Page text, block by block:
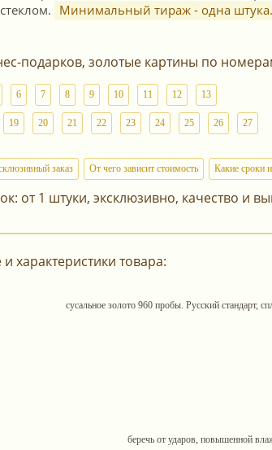
Минимальный тираж - одна штука.
подарков, золотые картины по
6 7 8 9 10 11 12 13
19 20 21 22 23 24 25 26 27
заказ От чего зависит стоимость Какие сроки
от 1 штуки, эксклюзивно, качество и
характеристики товара:
сусальное золото 960 пробы. Русский
беречь от ударов, повышенной